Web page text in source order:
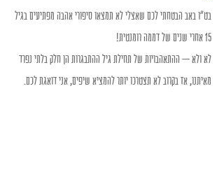
בט"ו באב הבטחתי לכם שאצלי לא תמצאו סיפורי אהבה מפתיעים בגיל
15 אחרי שנים של דממה רומנטית!
לא ולא – ההתאהבויות של תחילת גיל ההתבגרות הן חלק בלתי נפרד
מאיתנו, אז בקרוב לא תצטרכו יותר להמציא שיפים, אני דואגת לכם.